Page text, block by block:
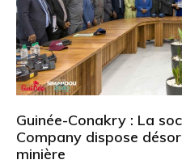
Guinée-Conakry : La
Company dispose
minière